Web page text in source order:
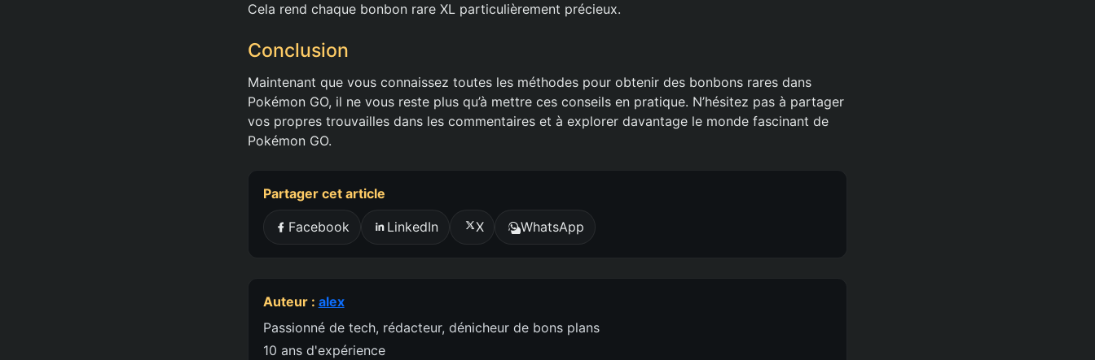
Cela rend chaque bonbon rare XL particulièrement précieux.
Conclusion
Maintenant que vous connaissez toutes les méthodes pour obtenir des bonbons rares dans
Pokémon GO, il ne vous reste plus qu’à mettre ces conseils en pratique. N’hésitez pas à partager
vos propres trouvailles dans les commentaires et à explorer davantage le monde fascinant de
Pokémon GO.
Partager cet article
Facebook LinkedIn X WhatsApp
Auteur : alex
Passionné de tech, rédacteur, dénicheur de bons plans
10 ans d'expérience